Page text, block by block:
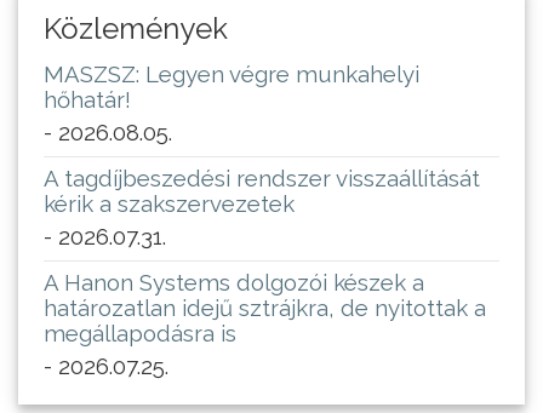
Közlemények
MASZSZ: Legyen végre munkahelyi
hőhatár!
- 2026.08.05.
A tagdíjbeszedési rendszer visszaállítását
kérik a szakszervezetek
- 2026.07.31.
A Hanon Systems dolgozói készek a
határozatlan idejű sztrájkra, de nyitottak a
megállapodásra is
- 2026.07.25.